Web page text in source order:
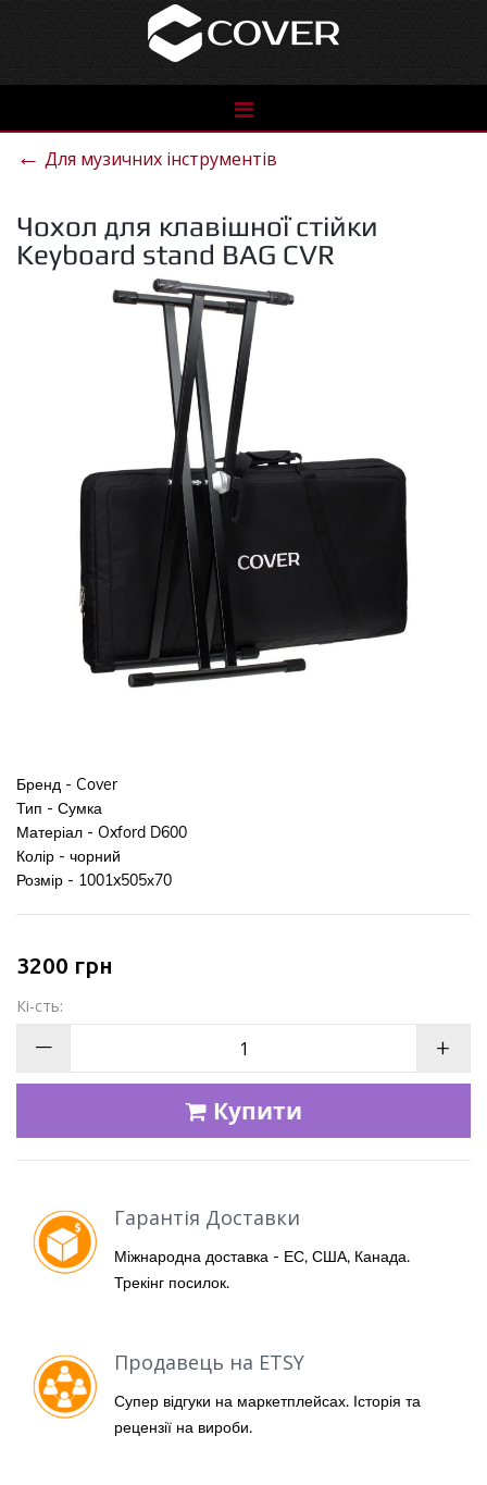
See
← Для музичних інструментів
Чохол для клавішної стійки
Keyboard stand BAG CVR
Бренд - Cover
Тип - Сумка
Матеріал - Oxford D600
Колір - чорний
Розмір - 1001x505х70
3200 грн
Кі-сть:
— +
Купити
Гарантія Доставки
Міжнародна доставка - ЕС, США, Канада.
Трекінг посилок.
Продавець на ETSY
Супер відгуки на маркетплейсах. Історія та
рецензії на вироби.